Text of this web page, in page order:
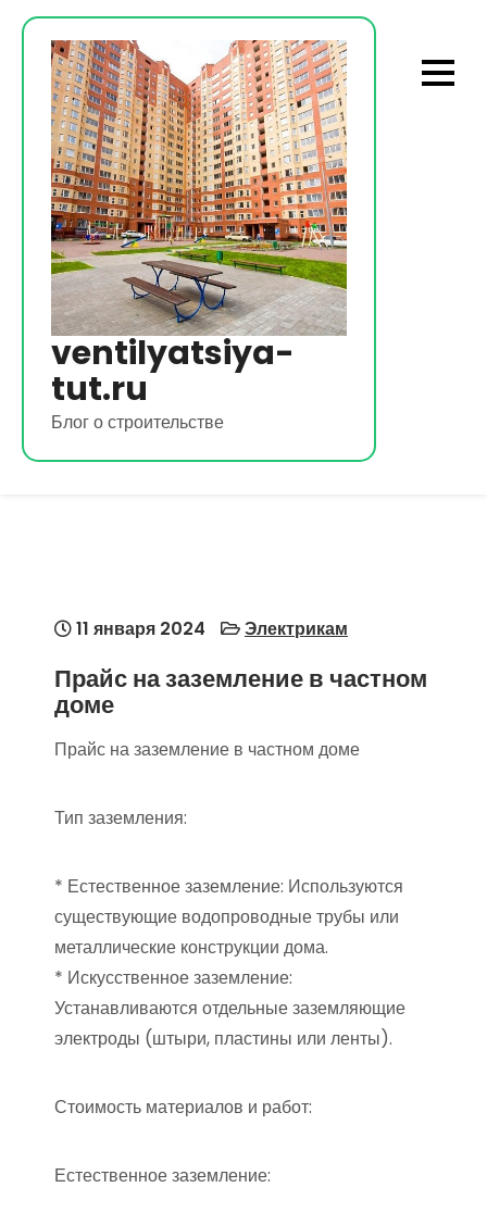
Перейти
содержимому
ventilyatsiya-
tut.ru
Блог о строительстве
11 января 2024 Электрикам
Прайс на заземление в частном
доме
Прайс на заземление в частном доме
Тип заземления:
* Естественное заземление: Используются
существующие водопроводные трубы или
металлические конструкции дома.
* Искусственное заземление:
Устанавливаются отдельные заземляющие
электроды (штыри, пластины или ленты).
Стоимость материалов и работ:
Естественное заземление: